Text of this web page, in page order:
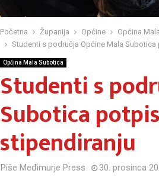
Početna Županija Općine
Općina
Studenti s područja Općine Mala
Općina Mala Subotica
Studenti s
Subotica
stipendiranju
Piše Međimurje Press 30. prosinca